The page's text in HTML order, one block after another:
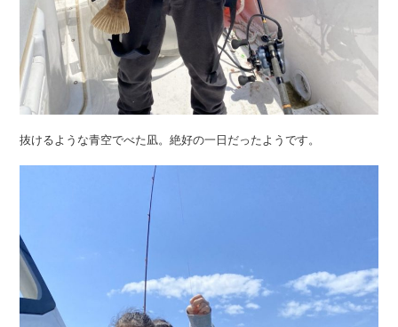
抜けるような青空でべた凪。絶好の一日だったようです。